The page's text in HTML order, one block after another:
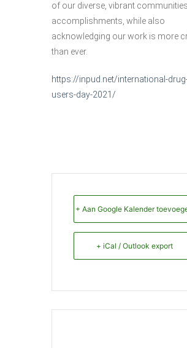
of our diverse, vibrant
accomplishments, while also
acknowledging our work is more
than ever.
https://inpud.net/international-
users-day-2021/
+ Aan Google Kalender
+ iCal / Outlook export